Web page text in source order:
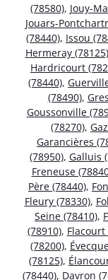
(78580), Jouy-
Jouars-
(78440), Issou
Hermeray (78125)
Hardricourt
(78440),
(78490),
Goussonville
(78270),
Garancières
(78950), Galluis
Freneuse
Père (78440),
Fleury (78330),
Seine (78410),
(78910), Flacourt
(78200),
(78125),
(78440), Davron